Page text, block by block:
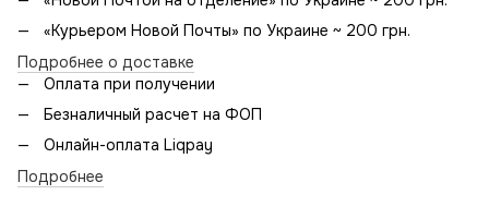
«Курьером Новой Почты» по Украине ~ 200 грн.
Подробнее о доставке
Оплата при получении
Безналичный расчет на ФОП
Онлайн-оплата Liqpay
Подробнее